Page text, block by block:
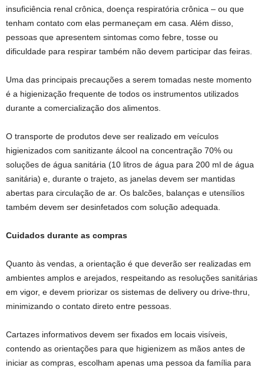
insuficiência renal crônica, doença respiratória crônica – ou que
tenham contato com elas permaneçam em casa. Além disso,
pessoas que apresentem sintomas como febre, tosse ou
dificuldade para respirar também não devem participar das feiras.
Uma das principais precauções a serem tomadas neste momento
é a higienização frequente de todos os instrumentos utilizados
durante a comercialização dos alimentos.
O transporte de produtos deve ser realizado em veículos
higienizados com sanitizante álcool na concentração 70% ou
soluções de água sanitária (10 litros de água para 200 ml de água
sanitária) e, durante o trajeto, as janelas devem ser mantidas
abertas para circulação de ar. Os balcões, balanças e utensílios
também devem ser desinfetados com solução adequada.
Cuidados durante as compras
Quanto às vendas, a orientação é que deverão ser realizadas em
ambientes amplos e arejados, respeitando as resoluções sanitárias
em vigor, e devem priorizar os sistemas de delivery ou drive-thru,
minimizando o contato direto entre pessoas.
Cartazes informativos devem ser fixados em locais visíveis,
contendo as orientações para que higienizem as mãos antes de
iniciar as compras, escolham apenas uma pessoa da família para